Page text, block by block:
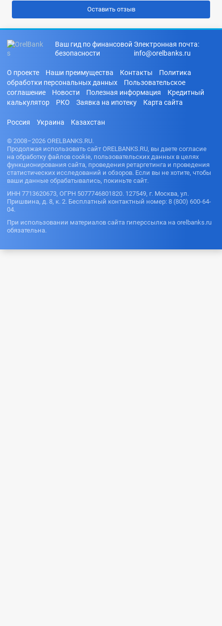
Ваш гид по финансовой
безопасности
Электронная почта:
info@orelbanks.ru
О проекте Наши преимущества Контакты
Политика
обработки персональных данных
Пользовательское
соглашение
Новости Полезная информация
Кредитный
калькулятор
РКО Заявка на ипотеку Карта сайта
Россия Украина Казахстан
© 2008–2026 ORELBANKS.RU.
Продолжая использовать сайт ORELBANKS.RU, вы даете согласие
на обработку файлов cookie, пользовательских данных в целях
функционирования сайта, проведения ретаргетинга и проведения
статистических исследований и обзоров. Если вы не хотите, чтобы
ваши данные обрабатывались, покиньте сайт.
ИНН 7713620673, ОГРН 5077746801820. 127549, г. Москва, ул.
Пришвина, д. 8, к. 2. Бесплатный контактный номер: 8 (800) 600-64-
04.
При использовании материалов сайта гиперссылка на orelbanks.ru
обязательна.